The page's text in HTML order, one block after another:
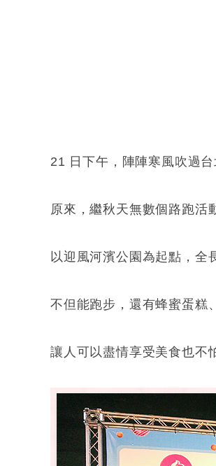
21 日下午，陣陣寒風吹過
原來，繼秋天無數個路跑活
以迎風河濱公園為起點，全
不但能跑步，還有蜂蜜蛋糕
讓人可以盡情享受美食也不